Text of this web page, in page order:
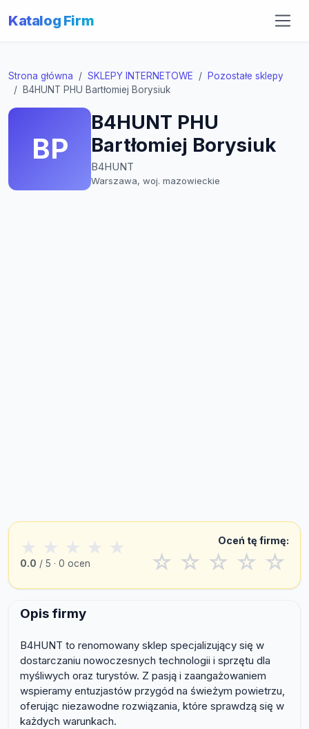
Katalog Firm
Strona główna SKLEPY INTERNETOWE
Pozostałe sklepy
B4HUNT PHU Bartłomiej Borysiuk
BP
B4HUNT PHU
Bartłomiej Borysiuk
B4HUNT
Warszawa, woj. mazowieckie
★ ★ ★ ★ ★
0.0 / 5 · 0 ocen
Oceń tę firmę:
☆ ☆ ☆ ☆ ☆
Opis firmy
B4HUNT to renomowany sklep specjalizujący się w
dostarczaniu nowoczesnych technologii i sprzętu dla
myśliwych oraz turystów. Z pasją i zaangażowaniem
wspieramy entuzjastów przygód na świeżym powietrzu,
oferując niezawodne rozwiązania, które sprawdzą się w
każdych warunkach.